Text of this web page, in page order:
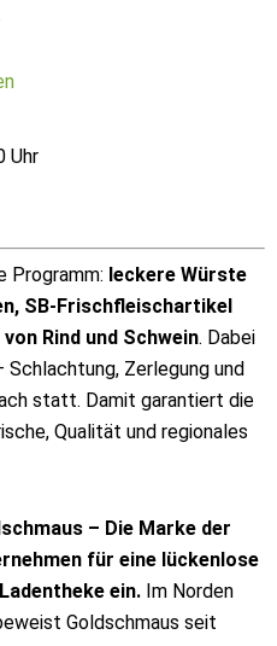
Uhr
Programm: leckere Würste
SB-Frischfleischartikel
Rind und Schwein. Dabei
Zerlegung und
statt. Damit garantiert die
Qualität und regionales
– Die Marke der
für eine lückenlose
ein. Im Norden
Goldschmaus seit